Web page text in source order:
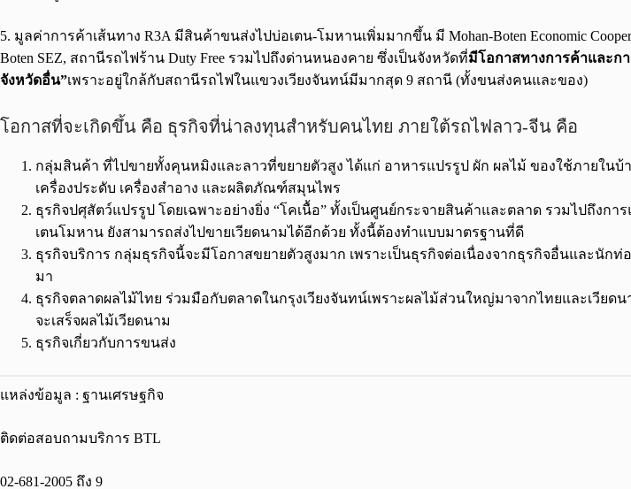
5. มูลค่าการค้าเส้นทาง R3A มีสินค้าขนส่งไปบ่อเตน-โมหานเพิ่มมากขึ้น มี Mohan-Boten Economic
Boten SEZ, สถานีรถไฟร้าน Duty Free รวมไปถึงด่านหนองคาย ซึ่งเป็นจังหวัดที่มีโอกาสทางการค้าและก
จังหวัดอื่น”เพราะอยู่ใกล้กับสถานีรถไฟในแขวงเวียงจันทน์มีมากสุด 9 สถานี (ทั้งขนส่งคนและของ)
โอกาสที่จะเกิดขึ้น คือ ธุรกิจที่น่าลงทุนสำหรับคนไทย ภายใต้รถไฟลาว-จีน คือ
กลุ่มสินค้า ที่ไปขายทั้งคุนหมิงและลาวที่ขยายตัวสูง ได้แก่ อาหารแปรรูป ผัก ผลไม้ ของใช้ภายใน
เครื่องประดับ เครื่องสำอาง และผลิตภัณฑ์สมุนไพร
ธุรกิจปศุสัตว์แปรรูป โดยเฉพาะอย่างยิ่ง “โคเนื้อ” ทั้งเป็นศูนย์กระจายสินค้าและตลาด รวมไปถึงกา
เตนโมหาน ยังสามารถส่งไปขายเวียดนามได้อีกด้วย ทั้งนี้ต้องทำแบบมาตรฐานที่ดี
ธุรกิจบริการ กลุ่มธุรกิจนี้จะมีโอกาสขยายตัวสูงมาก เพราะเป็นธุรกิจต่อเนื่องจากธุรกิจอื่นและนักท่อ
มา
ธุรกิจตลาดผลไม้ไทย ร่วมมือกับตลาดในกรุงเวียงจันทน์เพราะผลไม้ส่วนใหญ่มาจากไทยและเวียดน
จะเสร็จผลไม้เวียดนาม
ธุรกิจเกี่ยวกับการขนส่ง
แหล่งข้อมูล : ฐานเศรษฐกิจ
ติดต่อสอบถามบริการ BTL
02-681-2005 ถึง 9